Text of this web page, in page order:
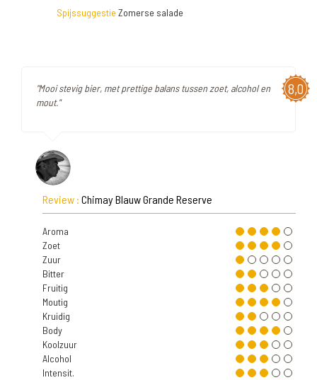
Spijssuggestie Zomerse salade
8,0
"Mooi stevig bier, met prettige balans tussen zoet, alcohol en
mout."
Review : Chimay Blauw Grande Reserve
Aroma
Zoet
Zuur
Bitter
Fruitig
Moutig
Kruidig
Body
Koolzuur
Alcohol
Intensit.